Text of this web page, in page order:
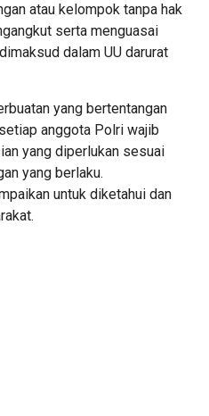
atau kelompok tanpa hak
serta menguasai
dalam UU darurat
yang bertentangan
anggota Polri wajib
yang diperlukan sesuai
yang berlaku.
untuk diketahui dan